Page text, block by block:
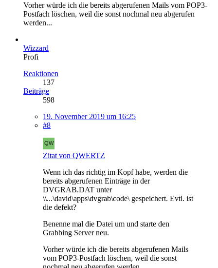
Vorher würde ich die bereits abgerufenen Mails vom POP3-
Postfach löschen, weil die sonst nochmal neu abgerufen
werden...
Wizzard
Profi
Reaktionen
137
Beiträge
598
19. November 2019 um 16:25
#8
Zitat von QWERTZ
Wenn ich das richtig im Kopf habe, werden die
bereits abgerufenen Einträge in der
DVGRAB.DAT unter
\\...\david\apps\dvgrab\code\ gespeichert. Evtl. ist
die defekt?
Benenne mal die Datei um und starte den
Grabbing Server neu.
Vorher würde ich die bereits abgerufenen Mails
vom POP3-Postfach löschen, weil die sonst